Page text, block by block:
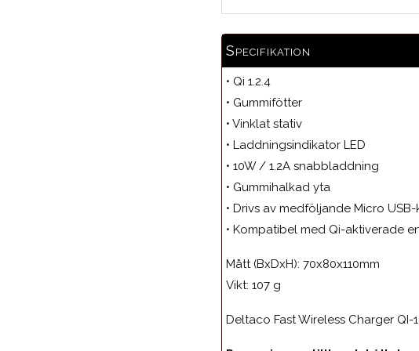
Specifikation
• Qi 1.2.4
• Gummifötter
• Vinklat stativ
• Laddningsindikator LED
• 10W / 1.2A snabbladdning
• Gummihalkad yta
• Drivs av medföljande Micro
• Kompatibel med Qi-aktiverade
Mått (BxDxH): 70x80x110mm
Vikt: 107 g
Deltaco Fast Wireless Charger QI-